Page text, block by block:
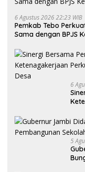
6 Agustus 2026 22:23 WIB
Pemkab Tebo
Sama dengan BPJS
6
5